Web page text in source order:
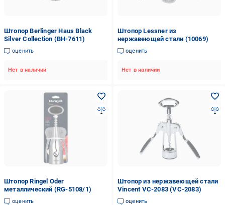
Штопор Berlinger Haus Black
Silver Collection (BH-7611)
оценить
Нет в наличии
Штопор Lessner из
нержавеющей стали (10069)
оценить
Нет в наличии
Штопор Ringel Oder
металлический (RG-5108/1)
оценить
Штопор из нержавеющей стали
Vincent VC-2083 (VC-2083)
оценить